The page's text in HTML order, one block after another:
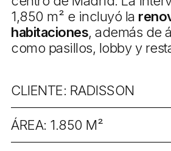
1,850 m² e incluyó la
habitaciones, además de
como pasillos, lobby y
CLIENTE: RADISSON
ÁREA: 1.850 M²